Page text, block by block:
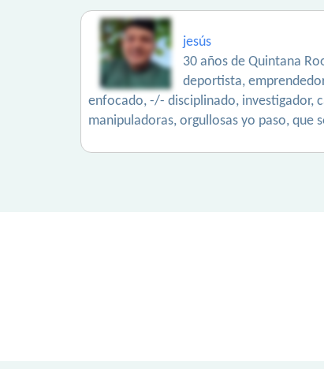
jesús
30 años de Quintana
deportista,
enfocado, -/- disciplinado, investigador,
manipuladoras, orgullosas yo paso, que